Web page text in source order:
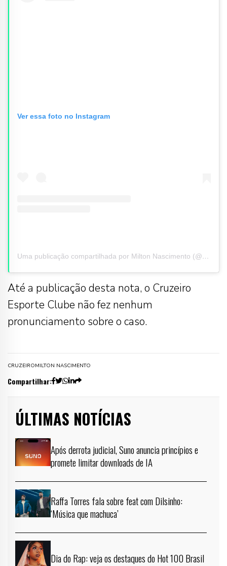
Ver essa foto no Instagram
Uma publicação compartilhada por Milton Nascimento (@miltonbitucanascimento)
Até a publicação desta nota, o Cruzeiro
Esporte Clube não fez nenhum
pronunciamento sobre o caso.
CRUZEIROMILTON NASCIMENTO
Compartilhar:
ÚLTIMAS NOTÍCIAS
Após derrota judicial, Suno anuncia princípios e
promete limitar downloads de IA
Raffa Torres fala sobre feat com Dilsinho:
‘Música que machuca’
Dia do Rap: veja os destaques do Hot 100 Brasil